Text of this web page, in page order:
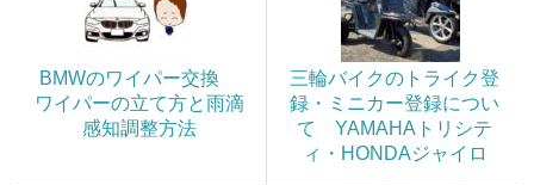
BMWのワイパー交換
ワイパーの立て方と雨滴
感知調整方法
三輪バイクのトライク登
録・ミニカー登録につい
て YAMAHAトリシテ
ィ・HONDAジャイロ